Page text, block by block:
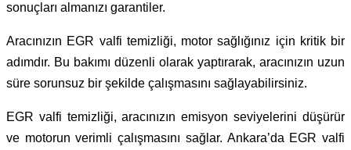
sonuçları almanızı garantiler.
Aracınızın EGR valfi temizliği, motor sağlığınız için kritik bir
adımdır. Bu bakımı düzenli olarak yaptırarak, aracınızın uzun
süre sorunsuz bir şekilde çalışmasını sağlayabilirsiniz.
EGR valfi temizliği, aracınızın emisyon seviyelerini düşürür
ve motorun verimli çalışmasını sağlar. Ankara’da EGR valfi